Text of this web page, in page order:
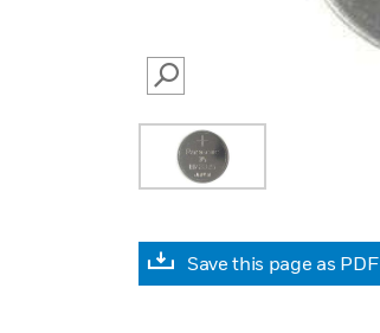
SEARCH
Save this page as PDF